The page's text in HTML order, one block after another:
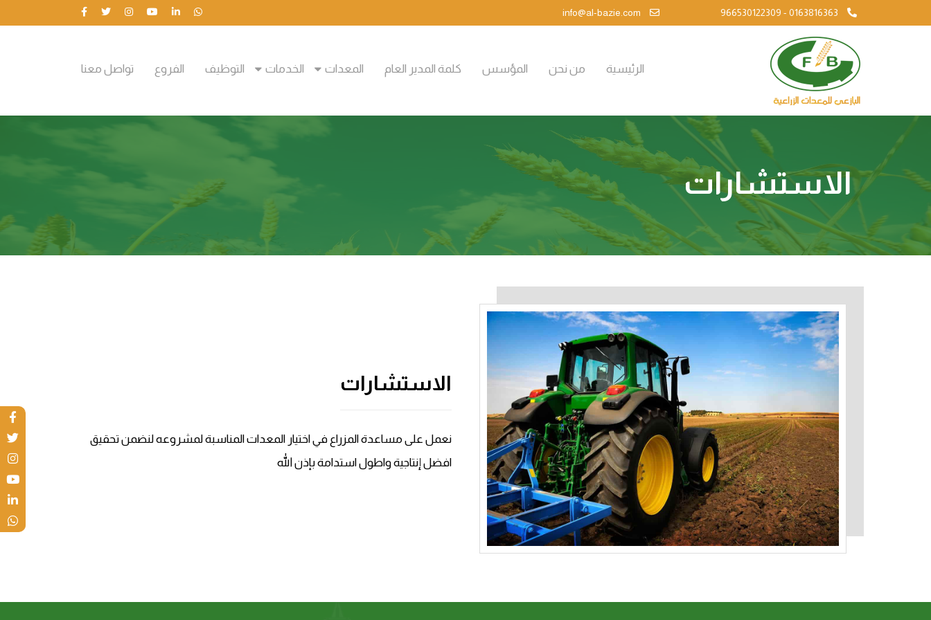
966530122309 - 0163816363
الرئيسية من نحن المؤسس كلمة المدير العام المعدات الخدمات التوظيف الفروع تواصل معنا
الاستشارات
الاستشارات
نعمل على مساعدة المزراع في اختيار المعدات المناسبة لمشروعه لنضمن تحقيق
افضل إنتاجية واطول استدامة بإذن الله